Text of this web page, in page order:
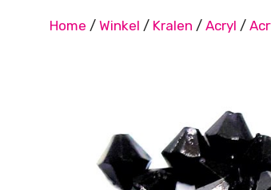
Home / Winkel / Kralen / Acryl /